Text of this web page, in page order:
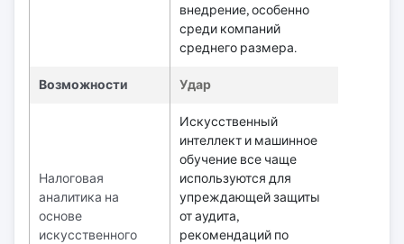
внедрение, особенно
среди компаний
среднего размера.
Возможности Удар
Налоговая
аналитика на
основе
искусственного
Искусственный
интеллект и машинное
обучение все чаще
используются для
упреждающей защиты
от аудита,
рекомендаций по